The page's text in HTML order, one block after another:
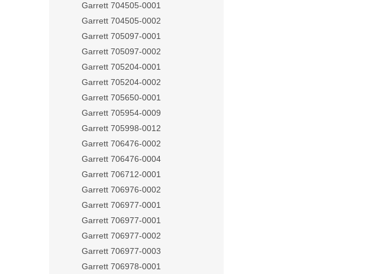
Garrett 704505-0001
Garrett 704505-0002
Garrett 705097-0001
Garrett 705097-0002
Garrett 705204-0001
Garrett 705204-0002
Garrett 705650-0001
Garrett 705954-0009
Garrett 705998-0012
Garrett 706476-0002
Garrett 706476-0004
Garrett 706712-0001
Garrett 706976-0002
Garrett 706977-0001
Garrett 706977-0001
Garrett 706977-0002
Garrett 706977-0003
Garrett 706978-0001